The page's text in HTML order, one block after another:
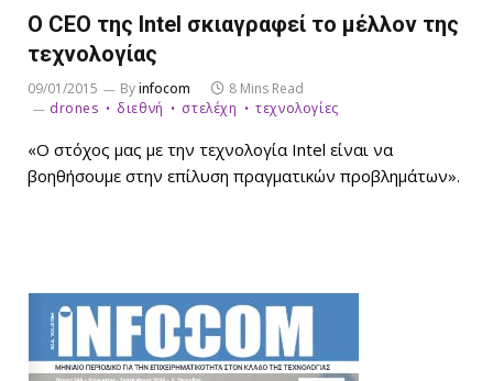
Ο CEO της Intel σκιαγραφεί το μέλλον της
τεχνολογίας
09/01/2015 Byinfocom
8 Mins Read
drones
διεθνή στελέχη τεχνολογίες
«Ο στόχος μας με την τεχνολογία Intel είναι να
βοηθήσουμε στην επίλυση πραγματικών προβλημάτων».